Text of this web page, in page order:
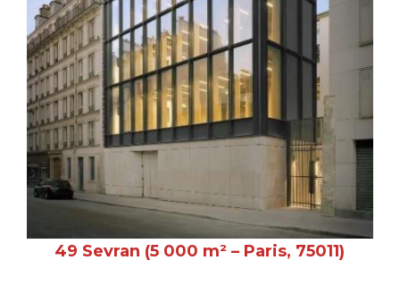
49 Sevran (5 000 m² – Paris, 75011)